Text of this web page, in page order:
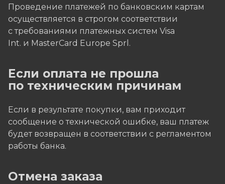
Проведение платежей по банковским картам
осуществляется в строгом соответствии
с требованиями платежных систем Visa
Int. и MasterCard Europe Sprl.
Если оплата не прошла
по техническим причинам
Если в результате покупки, вам приходит
сообщение о технической ошибке, ваш платеж
будет возвращен в соответствии с регламентом
работы банка.
Отмена заказа